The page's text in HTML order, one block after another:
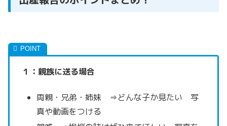
１：親族に送る場合
両親・兄弟・姉妹 ⇒どんな子か見たい 写
真や動画をつける